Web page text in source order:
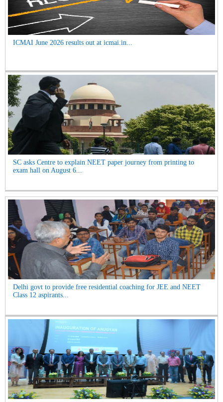
ICMAI June 2026 results out at icmai.in...
SC asks Centre to explain NEET paper journey from printing to
exam hall on August 6...
Delhi govt to provide free residential coaching for JEE and NEET
Class 12 aspirants...